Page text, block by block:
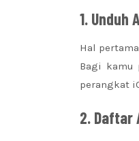
1. Unduh
Hal
Bagi kamu
perangkat
2. Daftar